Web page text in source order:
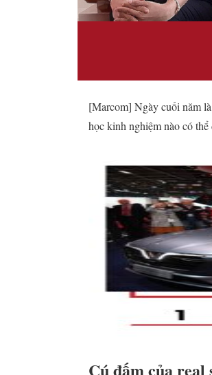
[Marcom] Ngày cuối năm
học kinh nghiệm nào có
Cú đấm của